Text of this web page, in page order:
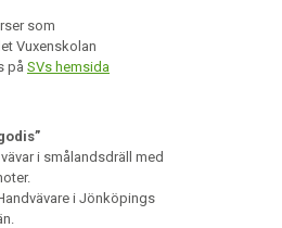
som
Vuxenskolan
på SVs hemsida
i smålandsdräll med
i Jönköpings